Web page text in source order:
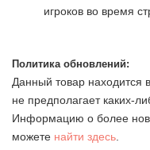
игроков во время
Политика обновлений:
Данный товар находится
не предполагает каких-
Информацию о более
можете найти здесь